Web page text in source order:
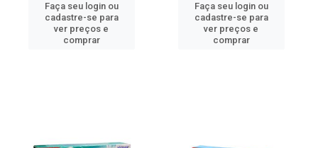
Faça seu login ou
cadastre-se para
ver preços e
comprar
Faça seu login ou
cadastre-se para
ver preços e
comprar